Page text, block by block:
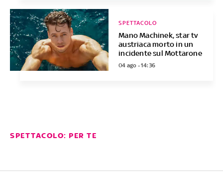
Mano Machinek, star tv
austriaca morto in un
incidente sul Mottarone
SPETTACOLO
04 ago - 14:36
SPETTACOLO: PER TE